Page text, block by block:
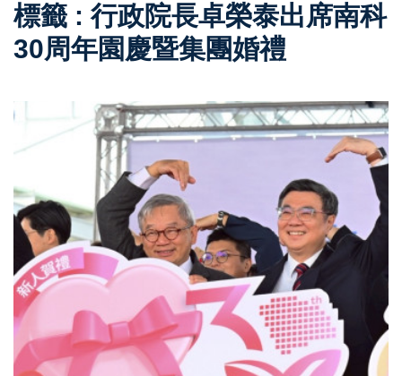
標籤 : 行政院長卓榮泰出席南科
30周年園慶暨集團婚禮